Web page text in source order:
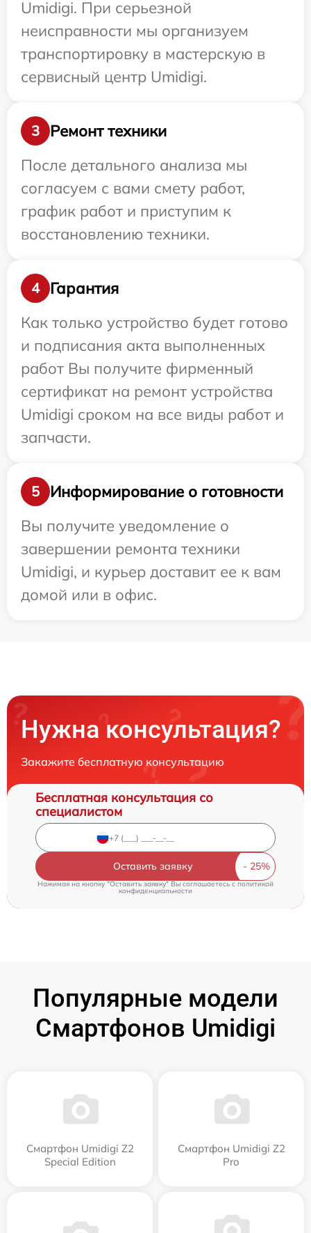
Umidigi. При серьезной
неисправности мы организуем
транспортировку в мастерскую в
сервисный центр Umidigi.
3
Ремонт техники
После детального анализа мы
согласуем с вами смету работ,
график работ и приступим к
восстановлению техники.
4
Гарантия
Как только устройство будет готово
и подписания акта выполненных
работ Вы получите фирменный
сертификат на ремонт устройства
Umidigi сроком на все виды работ и
запчасти.
5
Информирование о готовности
Вы получите уведомление о
завершении ремонта техники
Umidigi, и курьер доставит ее к вам
домой или в офис.
Нужна консультация?
Закажите бесплатную консультацию
Бесплатная консультация со
специалистом
Оставить заявку
Нажимая на кнопку "Оставить заявку" Вы соглашаетесь c политикой
конфиденциальности
Популярные модели
Смартфонов Umidigi
Смартфон Umidigi Z2
Special Edition
Смартфон Umidigi Z2
Pro